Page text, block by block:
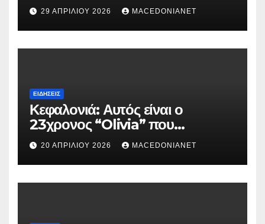
29 ΑΠΡΙΛΊΟΥ 2026 MACEDONIANET
ΕΙΔΉΣΕΙΣ
Κεφαλονιά: Αυτός είναι ο
23χρονος “Olivia” που
κατηγορείται για τον θάνατο της
Μυρτούς
20 ΑΠΡΙΛΊΟΥ 2026 MACEDONIANET